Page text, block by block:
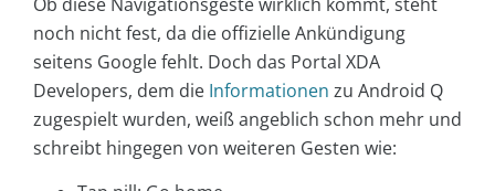
noch nicht fest, da die offizielle Ankündigung
seitens Google fehlt. Doch das Portal XDA
Developers, dem die Informationen zu Android Q
zugespielt wurden, weiß angeblich schon mehr und
schreibt hingegen von weiteren Gesten wie: